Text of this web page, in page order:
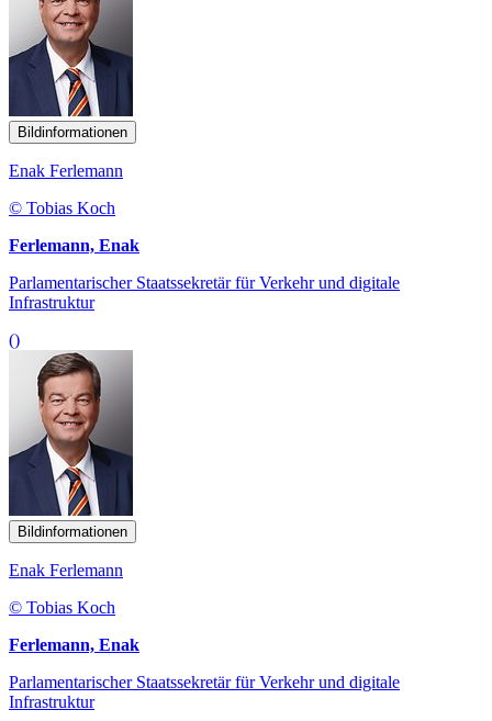
Bildinformationen
Enak Ferlemann
© Tobias Koch
Ferlemann, Enak
Parlamentarischer Staatssekretär für Verkehr und digitale
Infrastruktur
()
Bildinformationen
Enak Ferlemann
© Tobias Koch
Ferlemann, Enak
Parlamentarischer Staatssekretär für Verkehr und digitale
Infrastruktur